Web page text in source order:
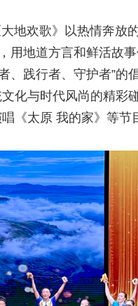
地欢歌》以热情奔放
用地道方言和鲜活故
、践行者、守护者”的
化与时代风尚的精彩
《太原 我的家》等节